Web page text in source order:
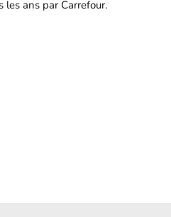
les ans par Carrefour.